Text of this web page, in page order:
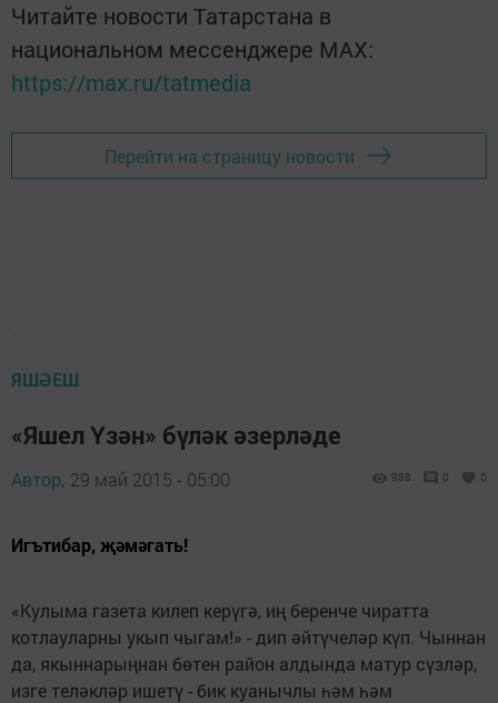
Читайте новости Татарстана в
национальном мессенджере MАХ:
https://max.ru/tatmedia
Перейти на страницу новости
ЯШӘЕШ
«Яшел Үзән» бүләк әзерләде
Автор, 29 май 2015 - 05:00 988 0 0
Игътибар, җәмәгать!
«Кулыма газета килеп керүгә, иң беренче чиратта
котлауларны укып чыгам!» - дип әйтүчеләр күп. Чыннан
да, якыннарыңнан бөтен район алдында матур сүзләр,
изге теләкләр ишетү - бик куанычлы һәм һәм